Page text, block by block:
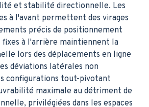
et stabilité directionnelle. Les
à l'avant permettent des virages
précis de positionnement
à l'arrière maintiennent la
lors des déplacements en ligne
déviations latérales non
configurations tout-pivotant
maximale au détriment de
privilégiées dans les espaces